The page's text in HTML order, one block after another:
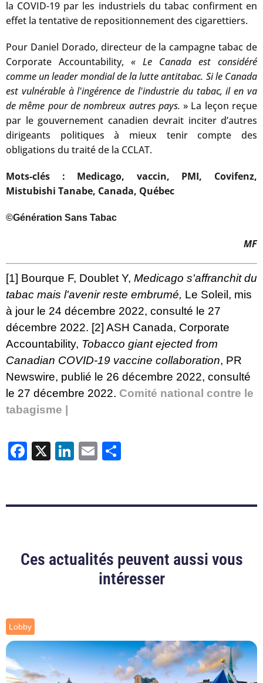
la COVID-19 par les industriels du tabac confirment en
effet la tentative de repositionnement des cigarettiers.
Pour Daniel Dorado, directeur de la campagne tabac de
Corporate Accountability, « Le Canada est considéré
comme un leader mondial de la lutte antitabac. Si le Canada
est vulnérable à l'ingérence de l'industrie du tabac, il en va
de même pour de nombreux autres pays.» La leçon reçue
par le gouvernement canadien devrait inciter d’autres
dirigeants politiques à mieux tenir compte des
obligations du traité de la CCLAT.
Mots-clés : Medicago, vaccin, PMI, Covifenz,
Mistubishi Tanabe, Canada, Québec
©Génération Sans Tabac
MF
[1] Bourque F, Doublet Y, Medicago s'affranchit du
tabac mais l'avenir reste embrumé, Le Soleil, mis
à jour le 24 décembre 2022, consulté le 27
décembre 2022. [2] ASH Canada, Corporate
Accountability, Tobacco giant ejected from
Canadian COVID-19 vaccine collaboration, PR
Newswire, publié le 26 décembre 2022, consulté
le 27 décembre 2022. Comité national contre le
tabagisme |
Facebook
X LinkedIn
Email
Ces actualités peuvent aussi vous
intéresser
Lobby